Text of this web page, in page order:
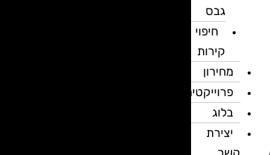
גבס
חיפוי
קירות
מחירון
פרוייקטים
בלוג
יצירת